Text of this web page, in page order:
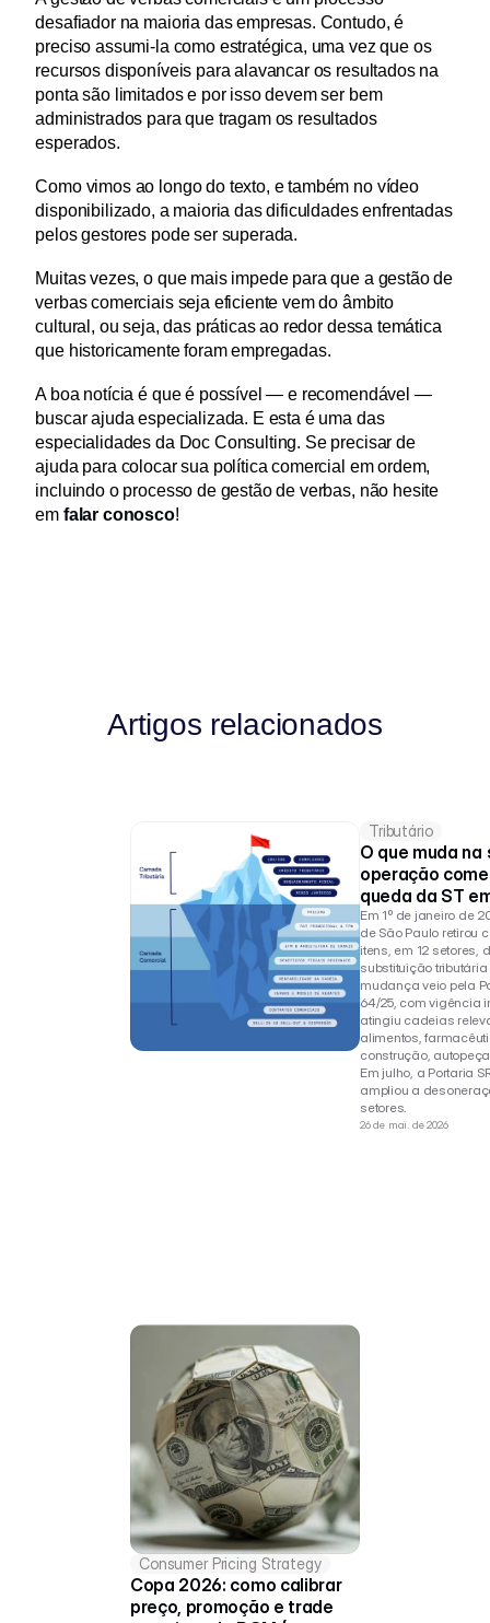
desafiador na maioria das empresas. Contudo, é
preciso assumi-la como estratégica, uma vez que os
recursos disponíveis para alavancar os resultados na
ponta são limitados e por isso devem ser bem
administrados para que tragam os resultados
esperados.
Como vimos ao longo do texto, e também no vídeo
disponibilizado, a maioria das dificuldades enfrentadas
pelos gestores pode ser superada.
Muitas vezes, o que mais impede para que a gestão de
verbas comerciais seja eficiente vem do âmbito
cultural, ou seja, das práticas ao redor dessa temática
que historicamente foram empregadas.
A boa notícia é que é possível — e recomendável —
buscar ajuda especializada. E esta é uma das
especialidades da Doc Consulting. Se precisar de
ajuda para colocar sua política comercial em ordem,
incluindo o processo de gestão de verbas, não hesite
em falar conosco!
Artigos relacionados
Tributário
O que muda na
operação
queda da ST
Em 1º de janeiro de
de São Paulo retirou
itens, em 12 setores,
substituição tributária
mudança veio pela
64/25, com vigência
atingiu cadeias
alimentos,
construção,
Em julho, a Portaria
ampliou a
setores.
26 de mai. de 2026
Consumer Pricing Strategy
Copa 2026: como calibrar
preço, promoção e trade